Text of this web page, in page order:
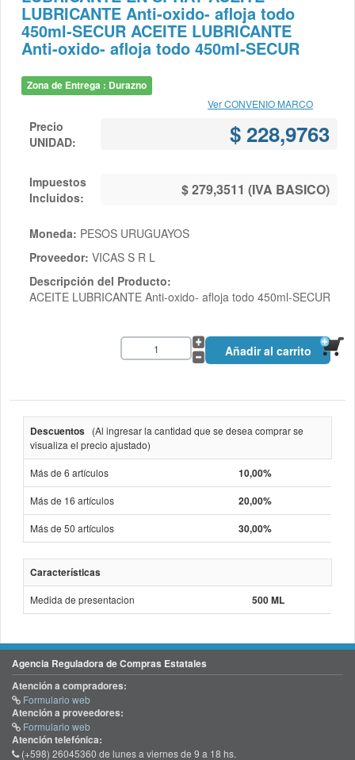
LUBRICANTE Anti-oxido- afloja todo
450ml-SECUR ACEITE LUBRICANTE
Anti-oxido- afloja todo 450ml-SECUR
Zona de Entrega : Durazno
Ver CONVENIO MARCO
Precio
UNIDAD:
$ 228,9763
Impuestos
Incluidos:
$ 279,3511 (IVA BASICO)
Moneda: PESOS URUGUAYOS
Proveedor: VICAS S R L
Descripción del Producto:
ACEITE LUBRICANTE Anti-oxido- afloja todo 450ml-SECUR
Descuentos (Al ingresar la cantidad que se desea comprar se
visualiza el precio ajustado)
Más de 6 artículos 10,00%
Más de 16 artículos 20,00%
Más de 50 artículos 30,00%
Características
Medida de presentacion 500 ML
Agencia Reguladora de Compras Estatales
Atención a compradores:
Formulario web
Atención a proveedores:
Formulario web
Atención telefónica:
(+598) 26045360 de lunes a viernes de 9 a 18 hs.